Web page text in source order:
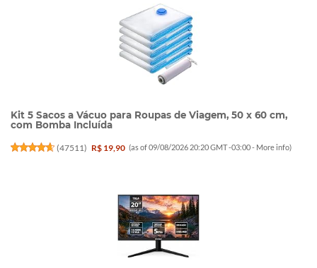
Kit 5 Sacos a Vácuo para Roupas de Viagem, 50 x 60 cm,
com Bomba Incluída
(47511) R$ 19,90 (as of 09/08/2026 20:20 GMT -03:00 - More info)